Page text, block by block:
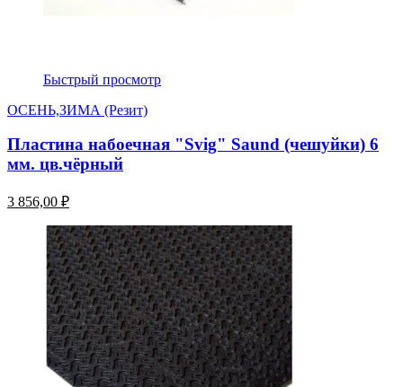
Быстрый просмотр
ОСЕНЬ,ЗИМА (Резит)
Пластина набоечная "Svig" Saund (чешуйки) 6
мм. цв.чёрный
3 856,00 ₽